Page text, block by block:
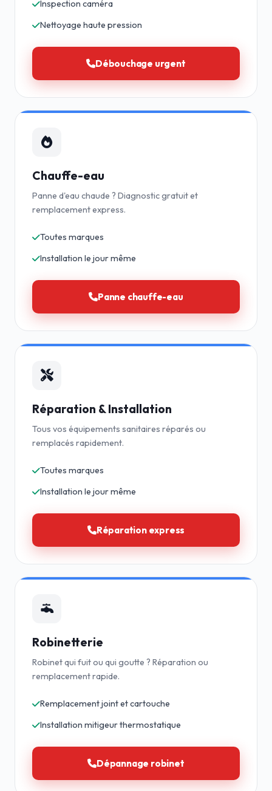
Inspection caméra
Nettoyage haute pression
Débouchage urgent
Chauffe-eau
Panne d'eau chaude ? Diagnostic gratuit et
remplacement express.
Toutes marques
Installation le jour même
Panne chauffe-eau
Réparation & Installation
Tous vos équipements sanitaires réparés ou
remplacés rapidement.
Toutes marques
Installation le jour même
Réparation express
Robinetterie
Robinet qui fuit ou qui goutte ? Réparation ou
remplacement rapide.
Remplacement joint et cartouche
Installation mitigeur thermostatique
Dépannage robinet